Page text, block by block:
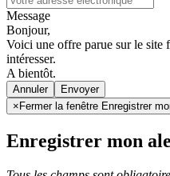
Message
Bonjour,
Voici une offre parue sur le site
intéresser.
A bientôt.
Annuler
× Fermer la fenêtre Enregistrer
Enregistrer mon